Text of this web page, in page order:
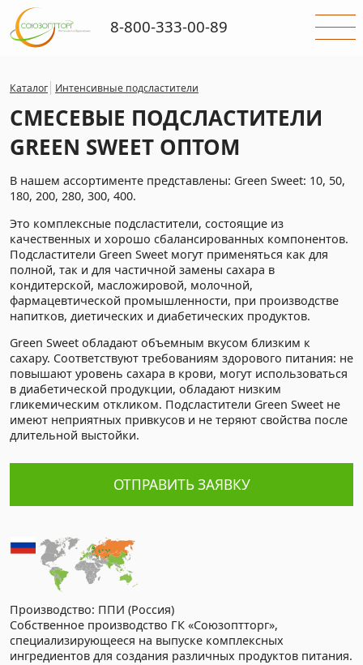
Каталог Интенсивные подсластители
СМЕСЕВЫЕ ПОДСЛАСТИТЕЛИ
GREEN SWEET ОПТОМ
В нашем ассортименте представлены: Green Sweet: 10, 50,
180, 200, 280, 300, 400.
Это комплексные подсластители, состоящие из
качественных и хорошо сбалансированных компонентов.
Подсластители Green Sweet могут применяться как для
полной, так и для частичной замены сахара в
кондитерской, масложировой, молочной,
фармацевтической промышленности, при производстве
напитков, диетических и диабетических продуктов.
Green Sweet обладают объемным вкусом близким к
сахару. Соответствуют требованиям здорового питания: не
повышают уровень сахара в крови, могут использоваться
в диабетической продукции, обладают низким
гликемическим откликом. Подсластители Green Sweet не
имеют неприятных привкусов и не теряют свойства после
длительной выстойки.
ОТПРАВИТЬ ЗАЯВКУ
Производство: ППИ (Россия)
Cобственное производство ГК «Союзоптторг»,
специализирующееся на выпуске комплексных
ингредиентов для создания различных продуктов питания.
8-800-333-00-89